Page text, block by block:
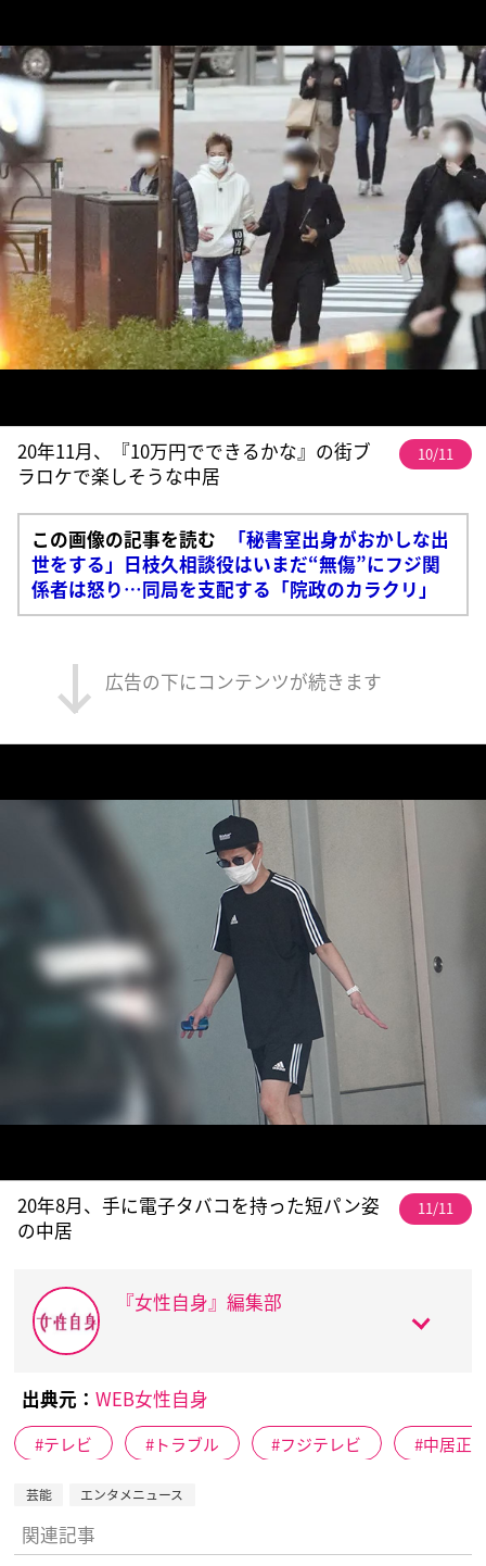
20年11月、『10万円でできるかな』の街ブ
ラロケで楽しそうな中居
10/11
この画像の記事を読む
「秘書室出身がおかしな出
世をする」日枝久相談役はいまだ“無傷”にフジ関
係者は怒り…同局を支配する「院政のカラクリ」
広告の下にコンテンツが続きます
20年8月、手に電子タバコを持った短パン姿
の中居
11/11
『女性自身』編集部
出典元： WEB女性自身
テレビ トラブル フジテレビ 中居正
芸能 エンタメニュース
関連記事